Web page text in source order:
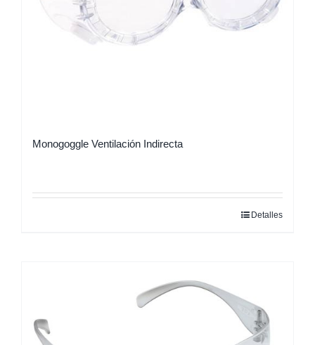
Monogoggle Ventilación Indirecta
Detalles